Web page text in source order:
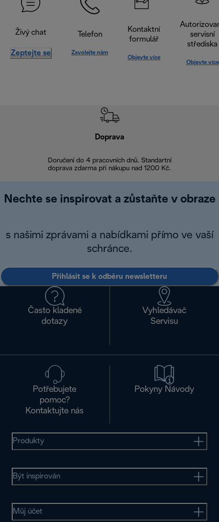
Živý chat
Zeptejte se
Telefon
Zavolejte nám
Kontaktní
formulář
Objevte více
servisní
střediska
Objevte více
Doprava
Doručení do 4 pracovních dnů. Standartní
doprava zdarma při nákupu nad 1200 Kč.
Nechte se inspirovat a zůstaňte v obraze
s našimi zprávami a nabídkami přímo ve vaší
schránce.
Přihlásit se k odběru newsletteru
Často kladené
dotazy
Vyhledávač
Servisu
Potřebujete
pomoc?
Kontaktujte nás
Pokyny Návody
Produkty
Být inspirován
Můj účet